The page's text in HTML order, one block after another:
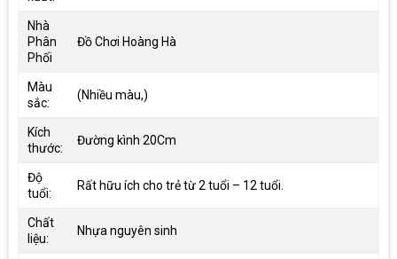
Nhà
Phân
Phối
Đồ Chơi Hoàng Hà
Màu
sắc:
(Nhiều màu,)
Kích
thước:
Đường kình 20Cm
Độ
tuổi:
Rất hữu ích cho trẻ từ 2 tuổi – 12 tuổi.
Chất
liệu:
Nhựa nguyên sinh